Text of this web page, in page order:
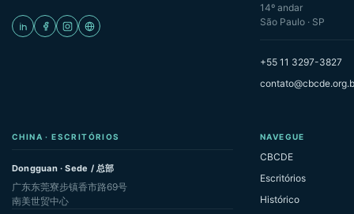
14º andar
São Paulo · SP
+55 11 3297-3827
CHINA · ESCRITÓRIOS
Dongguan · Sede / 总部
广东东莞寮步镇香市路69号
南美世贸中心
NAVEGUE
CBCDE
Escritórios
Histórico